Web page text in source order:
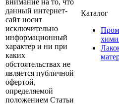
внимание на то, что
данный интернет-
сайт носит
исключительно
информационный
характер и ни при
каких
обстоятельствах не
является публичной
офертой,
определяемой
положением Статьи
Каталог